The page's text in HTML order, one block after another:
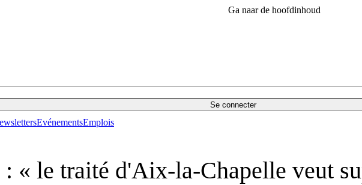
Ga naar de hoofdinhoud
Se connecter
EvénementsEmplois
« le traité d'Aix-la-Chapelle veut